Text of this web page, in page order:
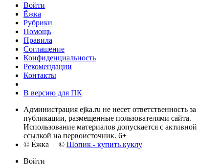
Войти
Ёжка
Рубрики
Помощь
Правила
Соглашение
Конфиденциальность
Рекомендации
Контакты
В версию для ПК
Администрация ejka.ru не несет ответственность за
публикации, размещенные пользователями сайта.
Использование материалов допускается с активной
ссылкой на первоисточник. 6+
© Ёжка © Шопик - купить куклу
Войти